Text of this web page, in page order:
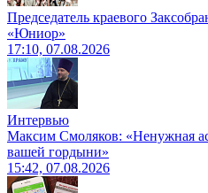
Председатель краевого
«Юниор»
17:10, 07.08.2026
Интервью
Максим Смоляков: «Ненужная
вашей гордыни»
15:42, 07.08.2026